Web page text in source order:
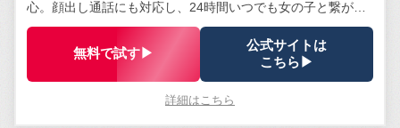
心。顔出し通話にも対応し、24時間いつでも女の子と繋がれ
る。安全管理体制は業界トップクラス。
無料で試す▶
公式サイトは
こちら▶
詳細はこちら